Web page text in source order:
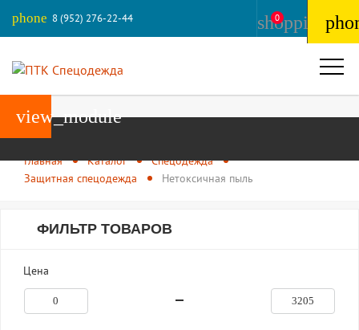
phone 8 (952) 276-22-44 0
Главная Каталог
Спецодежда
Защитная спецодежда
Нетоксичная пыль
ФИЛЬТР ТОВАРОВ
Цена
view_module